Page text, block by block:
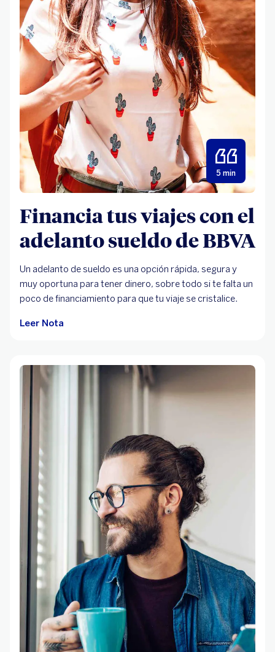
5 min
Financia tus viajes con el
adelanto sueldo de BBVA
Un adelanto de sueldo es una opción rápida, segura y
muy oportuna para tener dinero, sobre todo si te falta un
poco de financiamiento para que tu viaje se cristalice.
Leer Nota